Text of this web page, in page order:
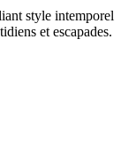
style intemporel
et escapades.